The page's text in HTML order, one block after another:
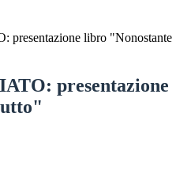
libro "Nonostante
presentazione